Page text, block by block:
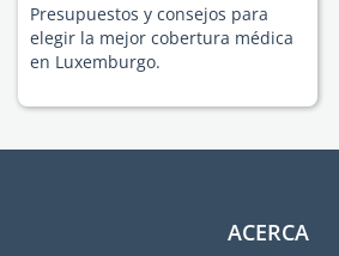
Presupuestos y consejos para
elegir la mejor cobertura médica
en Luxemburgo.
ACERCA